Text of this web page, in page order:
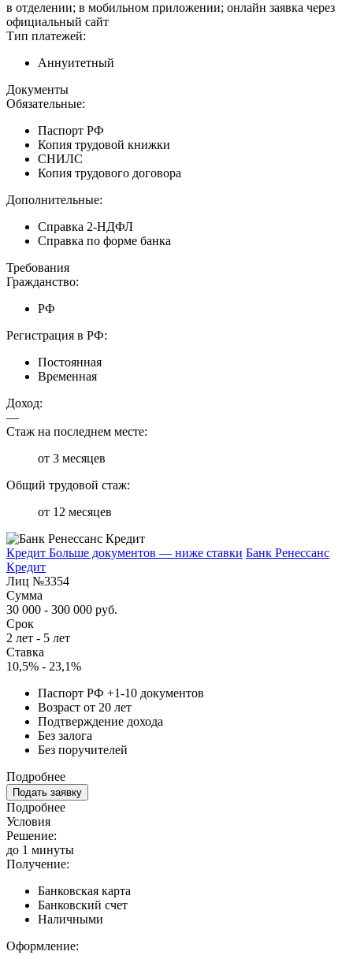
в отделении; в мобильном приложении; онлайн заявка через
официальный сайт
Тип платежей:
Аннуитетный
Документы
Обязательные:
Паспорт РФ
Копия трудовой книжки
СНИЛС
Копия трудового договора
Дополнительные:
Справка 2-НДФЛ
Справка по форме банка
Требования
Гражданство:
РФ
Регистрация в РФ:
Постоянная
Временная
Доход:
—
Стаж на последнем месте:
от 3 месяцев
Общий трудовой стаж:
от 12 месяцев
Кредит Больше документов — ниже ставки Банк Ренессанс
Кредит
Лиц №3354
Сумма
30 000 - 300 000 руб.
Срок
2 лет - 5 лет
Ставка
10,5% - 23,1%
Паспорт РФ +1-10 документов
Возраст от 20 лет
Подтверждение дохода
Без залога
Без поручителей
Подробнее
Подать заявку
Подробнее
Условия
Решение:
до 1 минуты
Получение:
Банковская карта
Банковский счет
Наличными
Оформление: